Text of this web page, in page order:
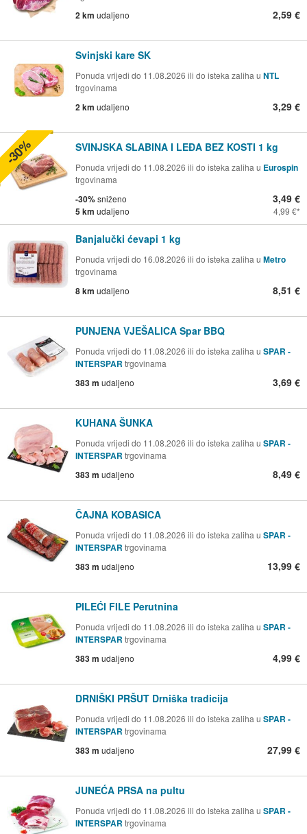
2 km udaljeno 2,59 €
Svinjski kare SK
Ponuda vrijedi do 11.08.2026 ili do isteka zaliha u NTL
trgovinama
2 km udaljeno 3,29 €
SVINJSKA SLABINA I LEĐA BEZ KOSTI 1 kg
Ponuda vrijedi do 11.08.2026 ili do isteka zaliha u Eurospin
trgovinama
-30%sniženo
5 km udaljeno
3,49 €
4,99 €
-30%
Banjalučki ćevapi 1 kg
Ponuda vrijedi do 16.08.2026 ili do isteka zaliha u Metro
trgovinama
8 km udaljeno 8,51 €
PUNJENA VJEŠALICA Spar BBQ
Ponuda vrijedi do 11.08.2026 ili do isteka zaliha u SPAR -
INTERSPAR trgovinama
383 m udaljeno 3,69 €
KUHANA ŠUNKA
Ponuda vrijedi do 11.08.2026 ili do isteka zaliha u SPAR -
INTERSPAR trgovinama
383 m udaljeno 8,49 €
ČAJNA KOBASICA
Ponuda vrijedi do 11.08.2026 ili do isteka zaliha u SPAR -
INTERSPAR trgovinama
383 m udaljeno 13,99 €
PILEĆI FILE Perutnina
Ponuda vrijedi do 11.08.2026 ili do isteka zaliha u SPAR -
INTERSPAR trgovinama
383 m udaljeno 4,99 €
DRNIŠKI PRŠUT Drniška tradicija
Ponuda vrijedi do 11.08.2026 ili do isteka zaliha u SPAR -
INTERSPAR trgovinama
383 m udaljeno 27,99 €
JUNEĆA PRSA na pultu
Ponuda vrijedi do 11.08.2026 ili do isteka zaliha u SPAR -
INTERSPAR trgovinama